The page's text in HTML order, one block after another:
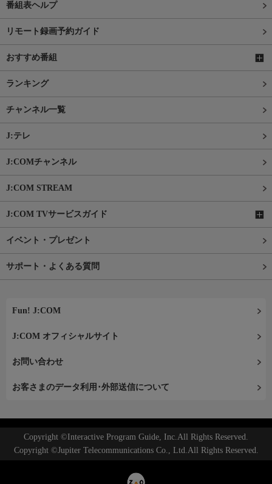
番組表ヘルプ
リモート録画予約ガイド
おすすめ番組
ランキング
チャンネル一覧
J:テレ
J:COMチャンネル
J:COM STREAM
J:COM TVサービスガイド
イベント・プレゼント
サポート・よくある質問
Fun! J:COM
J:COM オフィシャルサイト
お問い合わせ
お客さまのデータ利用･外部送信について
Copyright ©Interactive Program Guide, Inc.All Rights Reserved.
Copyright ©Jupiter Telecommunications Co., Ltd.All Rights Reserved.